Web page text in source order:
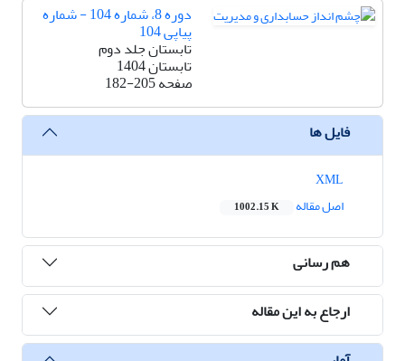
دوره 8، شماره 104 - شماره
پیاپی 104
تابستان جلد دوم
تابستان 1404
صفحه182-205
فایل ها
اصل مقاله
1002.15 K
هم رسانی
ارجاع به این مقاله